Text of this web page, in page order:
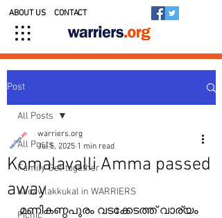
ABOUT US CONTACT
Post
All Posts
Family Get-together
Kedavilakkukal in WARRIERS
Picnic
All Posts
Komalavalli Amma passed
away
warriers.org
Jul 5, 2025 1 min read
മണികണ്ഠപുരം വടക്കേടത്ത്‌ വാര്യം